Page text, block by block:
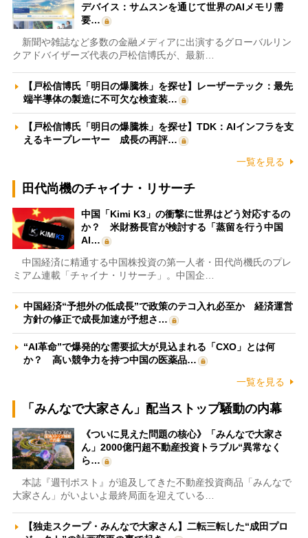
デバイス：サムスンを通じて世界のAIメモリ需
要…
新聞や雑誌など多数の金融メディアに出演するグローバルリン
クアドバイザーズ代表の戸松信博氏が、最新…
【戸松信博氏「明日の爆騰株」を探せ】レーザーテック：最先
端半導体の製造に不可欠な検査装…
【戸松信博氏「明日の爆騰株」を探せ】TDK：AIインフラを支
えるキープレーヤー 成長の再評…
一覧を見る
田代尚機のチャイナ・リサーチ
中国「Kimi K3」の衝撃に世界はどう対応するの
か？ 米財務長官が検討する「蒸留を行う中国
AI…
中国経済に精通する中国株投資の第一人者・田代尚機氏のプレ
ミアム連載「チャイナ・リサーチ」。中国企…
中国経済“予想外の低成長”で政策のテコ入れ必至か 経済運営
方針の修正で成長加速が予想さ…
“AI革命”で爆発的な需要拡大が見込まれる「CXO」とは何
か？ 高い競争力を持つ中国の医薬品…
一覧を見る
「みんなで大家さん」配当ストップ騒動の内幕
《ついに見えた問題の核心》「みんなで大家さ
ん」2000億円超不動産投資トラブル“異常なく
ら…
本誌『週刊ポスト』が追及してきた不動産投資商品「みんなで
大家さん」がいよいよ最終局面を迎えている…
【独走スクープ・みんなで大家さん】二転三転した“成田プロ